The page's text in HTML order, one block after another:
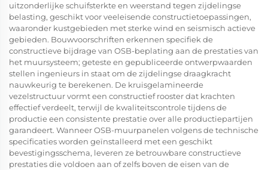
uitzonderlijke schuifsterkte en weerstand tegen zijdelingse
belasting, geschikt voor veeleisende constructietoepassingen,
waaronder kustgebieden met sterke wind en seismisch actieve
gebieden. Bouwvoorschriften erkennen specifiek de
constructieve bijdrage van OSB-beplating aan de prestaties van
het muursysteem; geteste en gepubliceerde ontwerpwaarden
stellen ingenieurs in staat om de zijdelingse draagkracht
nauwkeurig te berekenen. De kruisgelamineerde
vezelstructuur vormt een constructief rooster dat krachten
effectief verdeelt, terwijl de kwaliteitscontrole tijdens de
productie een consistente prestatie over alle productiepartijen
garandeert. Wanneer OSB-muurpanelen volgens de technische
specificaties worden geïnstalleerd met een geschikt
bevestigingsschema, leveren ze betrouwbare constructieve
prestaties die voldoen aan of zelfs boven de eisen van de